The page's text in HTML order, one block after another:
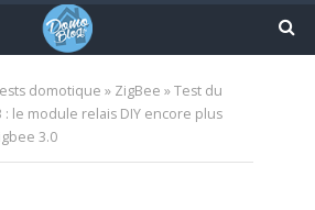
domotique » ZigBee »Test du
: le module relais DIY encore plus
3.0